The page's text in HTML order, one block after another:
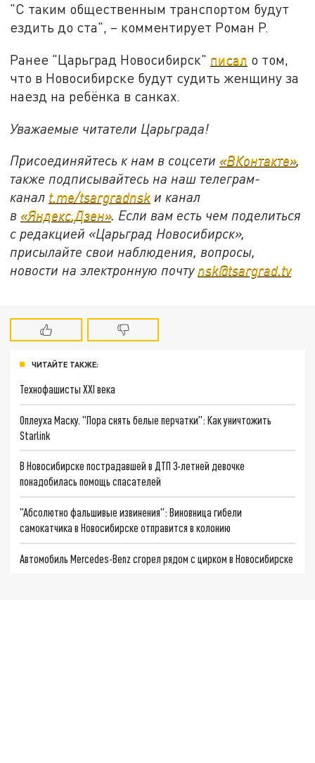
"С таким общественным транспортом будут
ездить до ста", – комментирует Роман Р.
Ранее "Царьград Новосибирск" писал о том,
что в Новосибирске будут судить женщину за
наезд на ребёнка в санках.
Уважаемые читатели Царьграда!
Присоединяйтесь к нам в соцсети «ВКонтакте»,
также подписывайтесь на наш телеграм-
канал t.me/tsargradnsk и канал
в «Яндекс.Дзен». Если вам есть чем поделиться
с редакцией «Царьград Новосибирск»,
присылайте свои наблюдения, вопросы,
новости на электронную почту nsk@tsargrad.tv
ЧИТАЙТЕ ТАКЖЕ:
Технофашисты XXI века
Оплеуха Маску. "Пора снять белые перчатки": Как уничтожить
Starlink
В Новосибирске пострадавшей в ДТП 3-летней девочке
понадобилась помощь спасателей
"Абсолютно фальшивые извинения": Виновница гибели
самокатчика в Новосибирске отправится в колонию
Автомобиль Mercedes-Benz сгорел рядом с цирком в Новосибирске